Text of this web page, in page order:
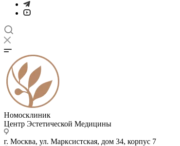
Номосклиник
Центр Эстетической Медицины
г. Москва, ул. Марксистская, дом 34, корпус 7